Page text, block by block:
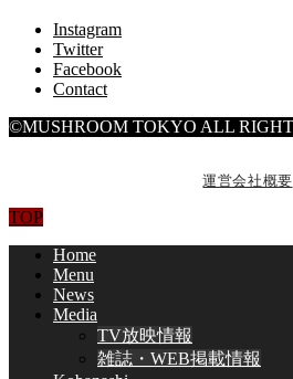
Instagram
Twitter
Facebook
Contact
©MUSHROOM TOKYO ALL
運営会社概要
TOP
Home
Menu
News
Media
TV放映情報
雑誌・WEB掲載情報